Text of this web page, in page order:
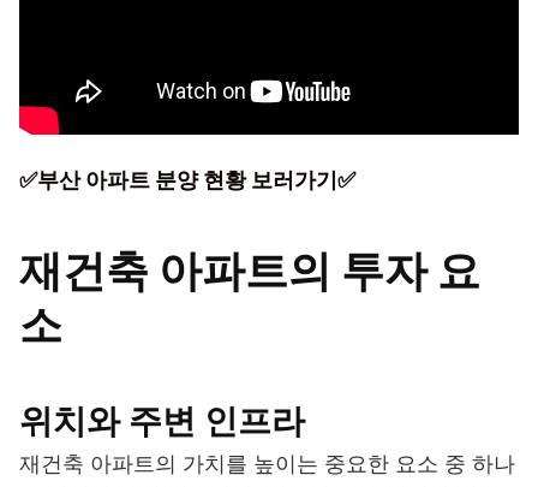
✅부산 아파트 분양 현황 보러가기✅
재건축 아파트의 투자 요
소
위치와 주변 인프라
재건축 아파트의 가치를 높이는 중요한 요소 중 하나